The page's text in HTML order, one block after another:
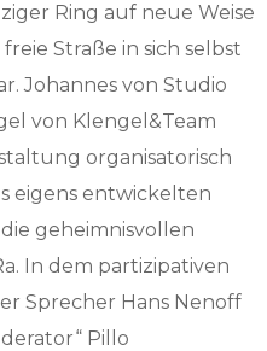
Ring auf neue Weise
Straße in sich selbst
Johannes von Studio
von Klengel&Team
organisatorisch
eigens entwickelten
geheimnisvollen
In dem partizipativen
Sprecher Hans Nenoff
Pillo